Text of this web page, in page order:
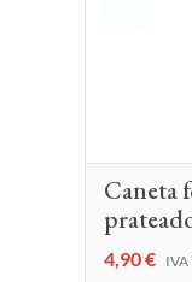
Caneta
4,90€ IVA